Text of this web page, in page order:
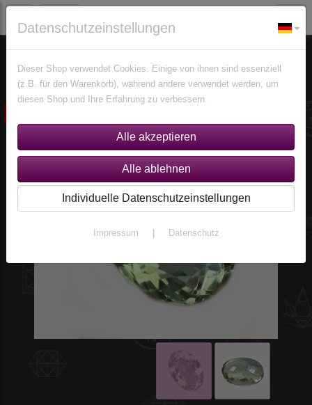
Edelsteine Amethyste
Datenschutzeinstellungen
Dieser Shop verwendet Cookies. Einige von ihnen sind essenziell
(z.B. für den Warenkorb), während andere verwendet werden, um
diesen Shop und Ihre Erfahrung zu verbessern.
Individuelle Datenschutzeinstellungen
Impressum Datenschutz